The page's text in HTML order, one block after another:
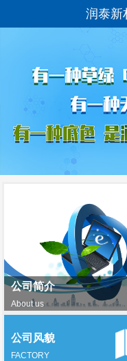
润泰新
公司简介
About us
公司风貌
FACTORY